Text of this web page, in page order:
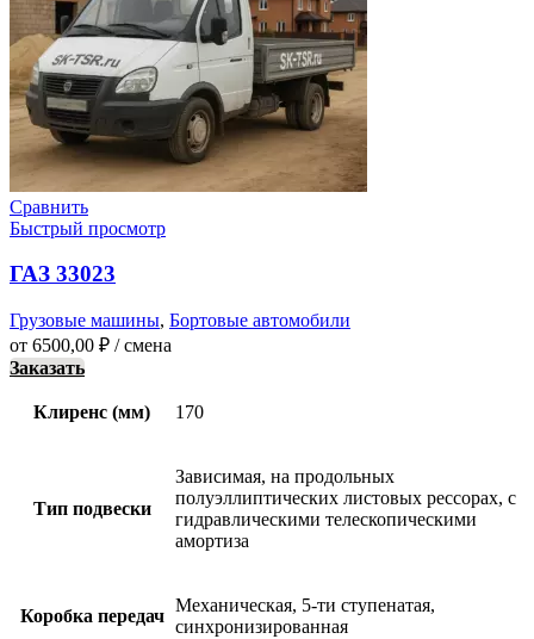
Сравнить
Быстрый просмотр
ГАЗ 33023
Грузовые машины, Бортовые автомобили
от 6500,00 ₽ / смена
Заказать
Клиренс (мм) 170
Тип подвески
Зависимая, на продольных
полуэллиптических листовых рессорах, с
гидравлическими телескопическими
амортиза
Коробка передач
Механическая, 5-ти ступенатая,
синхронизированная